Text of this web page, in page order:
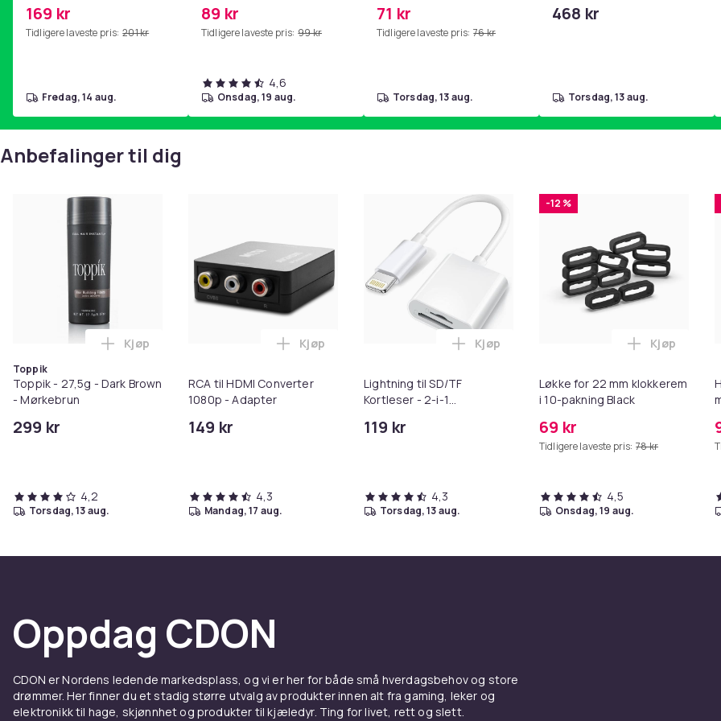
Produktsikkerhetsinformasjon
yoga og
hjemmegymnastikk Pink
169 kr
Tidligere laveste pris: 201 kr
fredag, 14 aug.
SoundLink Black
89 kr
Tidligere laveste pris: 99 kr
4,6
onsdag, 19 aug.
71 kr
Tidligere laveste pris: 76 kr
torsdag, 13 aug.
468 kr
torsdag, 13 aug.
Anbefalinger til dig
Toppik
Toppik - 27,5g - Dark Brown
- Mørkebrun
299 kr
Legg Toppik - 27,5g - Dark Brown - Mørkebrun i handlekurven
Kjøp
4,2
torsdag, 13 aug.
RCA til HDMI Converter
1080p - Adapter
149 kr
Legg RCA til HDMI Converter 1080p - Adapter i handlekurven
Kjøp
4,3
mandag, 17 aug.
Lightning til SD/TF
Kortleser - 2-i-1
iPhone/iPad
119 kr
Legg Lightning til SD/TF Kortleser - 2-i-1
Kjøp
4,3
torsdag, 13 aug.
-12 %
Løkke for 22 mm klokkerem
i 10-pakning Black
69 kr
Tidligere laveste pris: 78 kr
Legg Løkke
Kjøp
4,5
onsdag, 19 aug.
Oppdag CDON
CDON er Nordens ledende markedsplass, og vi er her for både små hverdagsbehov og store
drømmer. Her finner du et stadig større utvalg av produkter innen alt fra gaming, leker og
elektronikk til hage, skjønnhet og produkter til kjæledyr. Ting for livet, rett og slett.